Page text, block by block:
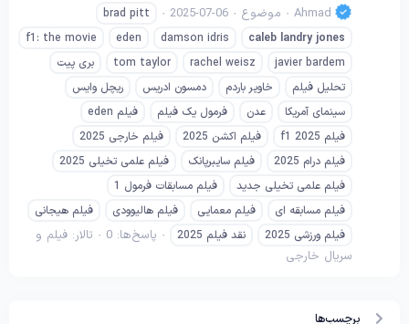
Ahmad
موضوع 2025-07-06
brad pitt
caleb landry jones
damson idris
eden
f1: the movie
javier bardem
rachel weisz
tom taylor
بری پیت
تحلیل فیلم
خاویر باردم دمسون ادریس
ریچل وایس
سینمای آمریکا
عدن فرمول یک فیلم
فیلم eden
فیلم f1 2025
فیلم اکشن 2025
فیلم خارجی 2025
فیلم درام 2025
فیلم سایبرپانک
فیلم علمی تخیلی 2025
فیلم علمی تخیلی جدید
فیلم مسابقات فرمول 1
فیلم مسابقه ای
فیلم معمایی فیلم هالیوودی
فیلم هیجانی
فیلم ورزشی 2025
نقد فیلم 2025 پاسخ‌ها: 0 تالار: فیلم و
سریال خارجی
برچسب‌ها